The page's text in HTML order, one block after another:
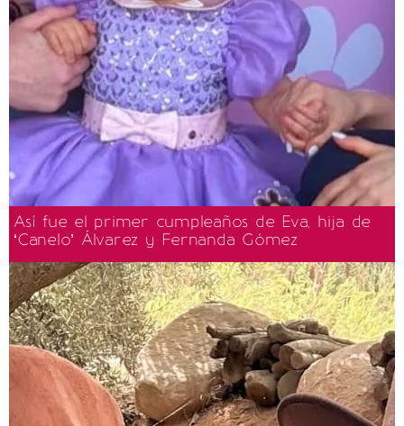
Así fue el primer cumpleaños de Eva, hija de
‘Canelo’ Álvarez y Fernanda Gómez